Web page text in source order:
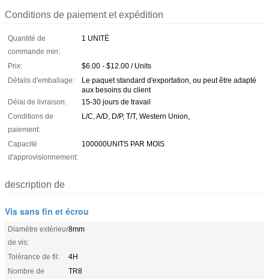
Conditions de paiement et expédition
Quantité de
commande min:
1 UNITÉ
Prix:
$6.00 - $12.00 / Units
Détails d'emballage:
Le paquet standard d'exportation, ou peut être adapté
aux besoins du client
Délai de livraison:
15-30 jours de travail
Conditions de
paiement:
L/C, A/D, D/P, T/T, Western Union,
Capacité
d'approvisionnement:
100000UNITS PAR MOIS
description de
Vis sans fin et écrou
Diamètre extérieur
de vis:
8mm
Tolérance de fil:
4H
Nombre de
TR8